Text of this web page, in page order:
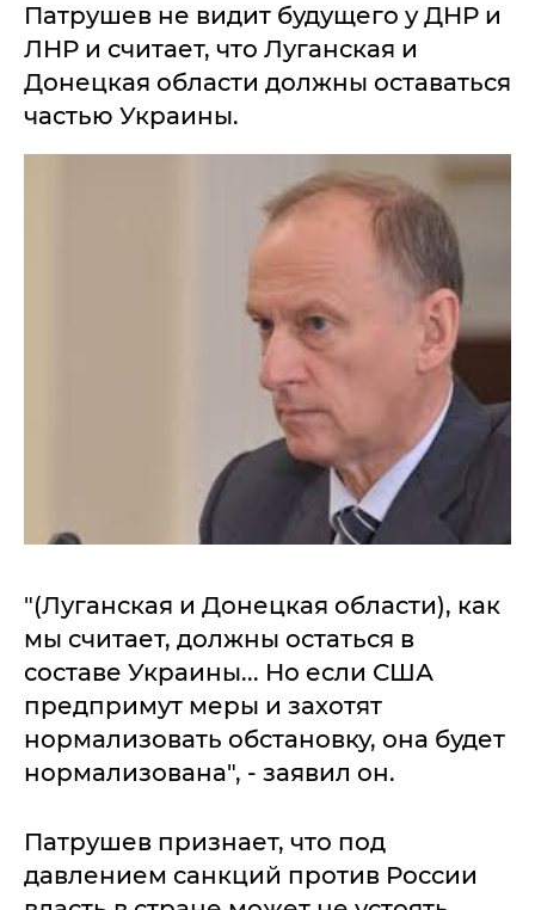
Патрушев не видит будущего у ДНР и
ЛНР и считает, что Луганская и
Донецкая области должны оставаться
частью Украины.
"(Луганская и Донецкая области), как
мы считает, должны остаться в
составе Украины... Но если США
предпримут меры и захотят
нормализовать обстановку, она будет
нормализована", - заявил он.
Патрушев признает, что под
давлением санкций против России